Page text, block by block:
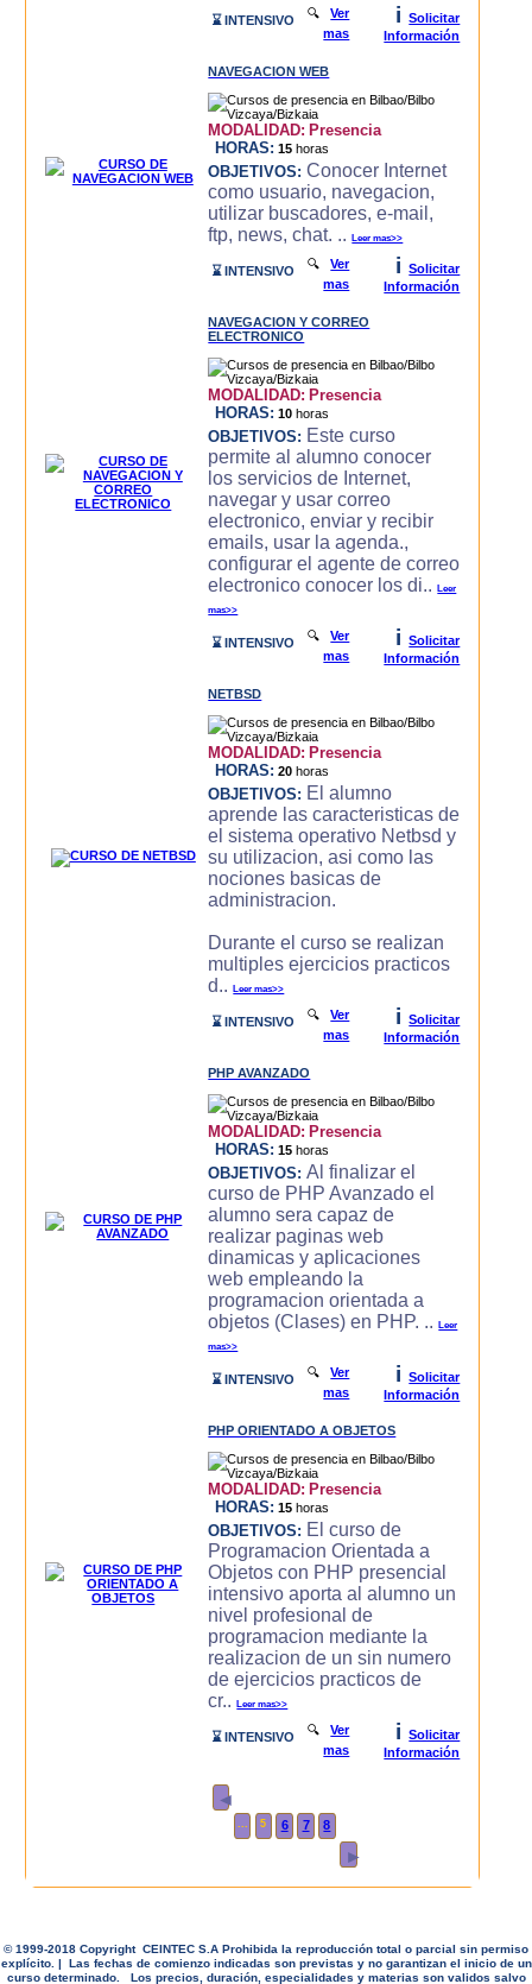
⌛ INTENSIVO 🔍Ver
mas
i
Solicitar
Información
NAVEGACION WEB
MODALIDAD: Presencia
HORAS: 15 horas
OBJETIVOS: Conocer Internet
como usuario, navegacion,
utilizar buscadores, e-mail,
ftp, news, chat. ..Leer mas>>
⌛ INTENSIVO 🔍Ver
mas
i
Solicitar
Información
NAVEGACION Y CORREO
ELECTRONICO
MODALIDAD: Presencia
HORAS: 10 horas
OBJETIVOS: Este curso
permite al alumno conocer
los servicios de Internet,
navegar y usar correo
electronico, enviar y recibir
emails, usar la agenda.,
configurar el agente de correo
electronico conocer los di..Leer
mas>>
⌛ INTENSIVO 🔍Ver
mas
i
Solicitar
Información
NETBSD
MODALIDAD: Presencia
HORAS: 20 horas
OBJETIVOS: El alumno
aprende las caracteristicas de
el sistema operativo Netbsd y
su utilizacion, asi como las
nociones basicas de
administracion.
Durante el curso se realizan
multiples ejercicios practicos
d..Leer mas>>
⌛ INTENSIVO 🔍Ver
mas
i
Solicitar
Información
PHP AVANZADO
MODALIDAD: Presencia
HORAS: 15 horas
OBJETIVOS: Al finalizar el
curso de PHP Avanzado el
alumno sera capaz de
realizar paginas web
dinamicas y aplicaciones
web empleando la
programacion orientada a
objetos (Clases) en PHP. ..Leer
mas>>
⌛ INTENSIVO 🔍Ver
mas
i
Solicitar
Información
PHP ORIENTADO A OBJETOS
MODALIDAD: Presencia
HORAS: 15 horas
OBJETIVOS: El curso de
Programacion Orientada a
Objetos con PHP presencial
intensivo aporta al alumno un
nivel profesional de
programacion mediante la
realizacion de un sin numero
de ejercicios practicos de
cr..Leer mas>>
⌛ INTENSIVO 🔍Ver
mas
i
Solicitar
Información
◄
5 6 7 8
►
© 1999-2018 Copyright CEINTEC S.A Prohibida la reproducción total o parcial sin permiso
explícito. | Las fechas de comienzo indicadas son previstas y no garantizan el inicio de un
curso determinado. Los precios, duración, especialidades y materias son validos salvo